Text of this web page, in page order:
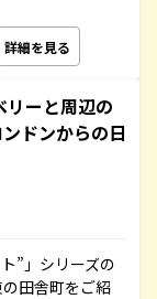
詳細を見る
リーと周辺の
ドンからの日
”」シリーズの
田舎町をご紹